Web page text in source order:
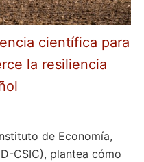
científica para
la resiliencia
de Economía,
CSIC), plantea cómo